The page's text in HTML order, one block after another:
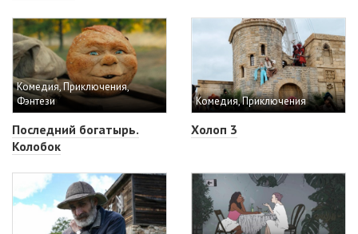
Комедия, Приключения,
Фэнтези
Последний богатырь.
Колобок
Комедия, Приключения
Холоп 3